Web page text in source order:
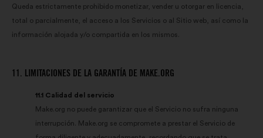
Queda estrictamente prohibido monetizar, vender u otorgar en licencia,
total o parcialmente, el acceso a los Servicios o al Sitio web, así como la
información alojada y/o compartida en los mismos.
11. LIMITACIONES DE LA GARANTÍA DE MAKE.ORG
11.1 Calidad del servicio
Make.org no puede garantizar que el Servicio no sufra ninguna
interrupción. Make.org se compromete a prestar el Servicio de